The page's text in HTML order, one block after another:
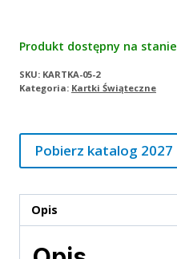
Produkt dostępny na stanie
SKU: KARTKA-05-2
Kategoria: Kartki Świąteczne
Pobierz katalog 2027
Opis